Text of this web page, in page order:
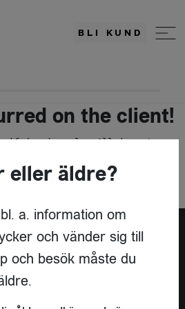
BLI KUND
on the client!
is not a
eller äldre?
a. information om
och vänder sig till
och besök måste du